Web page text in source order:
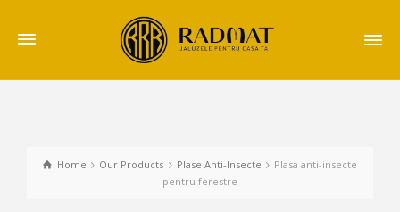
Home Our Products Plase Anti-Insecte
Plasa anti-insecte
pentru ferestre